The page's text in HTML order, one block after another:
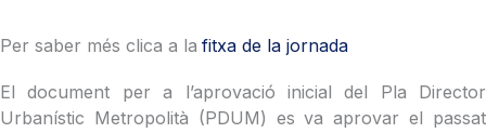
Per saber més clica a la fitxa de la jornada
El document per a l’aprovació inicial del Pla Director
Urbanístic Metropolità (PDUM) es va aprovar el passat